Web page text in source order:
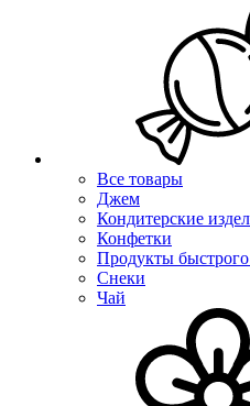
Все товары
Джем
Кондитерские
Конфетки
Продукты
Снеки
Чай